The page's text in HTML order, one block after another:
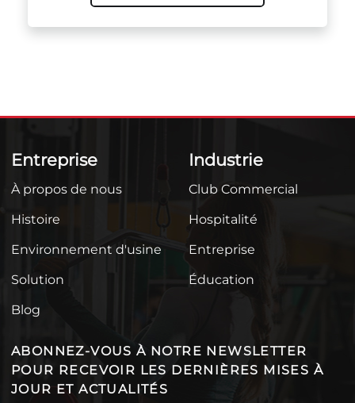
Entreprise
À propos de nous
Histoire
Environnement d'usine
Solution
Blog
Industrie
Club Commercial
Hospitalité
Entreprise
Éducation
ABONNEZ-VOUS À NOTRE NEWSLETTER
POUR RECEVOIR LES DERNIÈRES MISES À
JOUR ET ACTUALITÉS